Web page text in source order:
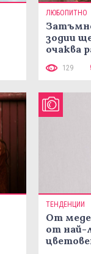
ЛЮБОПИТНО
зодии
очаква
129
ТЕНДЕНЦИИ
От
от най-